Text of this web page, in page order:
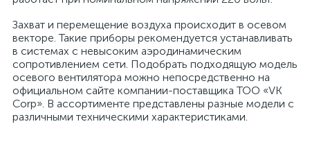
Захват и перемещение воздуха происходит в осевом
векторе. Такие приборы рекомендуется устанавливать
в системах с невысоким аэродинамическим
сопротивлением сети. Подобрать подходящую модель
осевого вентилятора можно непосредственно на
официальном сайте компании-поставщика ТОО «VK
Corp». В ассортименте представлены разные модели с
различными техническими характеристиками.